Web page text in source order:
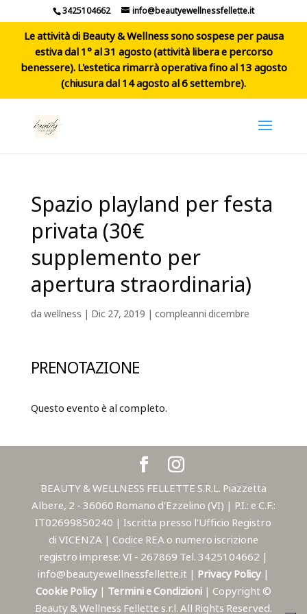
3425104662 info@beautyewellnessfellette.it
Le attività di Beauty & Wellness sono sospese per pausa
estiva dal 1° al 31 agosto (attività libera e percorso
benessere). L'estetica rimarrà operativa fino al 13 agosto
(chiusura dal 14 agosto al 6 settembre).
Spazio playland per festa
privata (30€
supplemento per
apertura straordinaria)
dawellness | Dic 27, 2019 | compleanni dicembre
PRENOTAZIONE
Questo evento è al completo.
BEAUTY & WELLNESS FELLETTE S.R.L. Piazzetta
Albere, 2 - 36060 Romano d'Ezzelino (VI) | P.I.: e C.F.:
IT02699850240 | Iscritta presso l'Ufficio Registro
di VICENZA | Codice REA o numero iscrizione
registro imprese: VI - 267869 Tel. 3425104662 |
info@beautyewellnessfellette.it | Privacy Policy |
Cookie Policy | Termini e Condizioni | Copyright ©
Beauty & Wellness Fellette s.r.l. All Rights Reserved.